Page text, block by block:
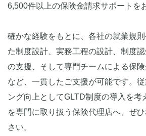
6,500件以上の保険金請求サポートを
確かな経験をもとに、各社の就業規
た制度設計、実務工程の設計、制度
の支援、そして専門チームによる保
など、一貫したご支援が可能です。
ング向上としてGLTD制度の導入を考
を専門に取り扱う保険代理店へ、ぜ
さい。